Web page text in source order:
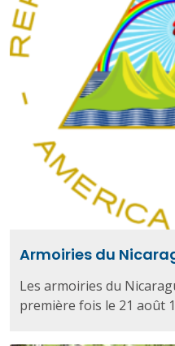
Armoiries du
Les armoiries du
première fois le 21 août